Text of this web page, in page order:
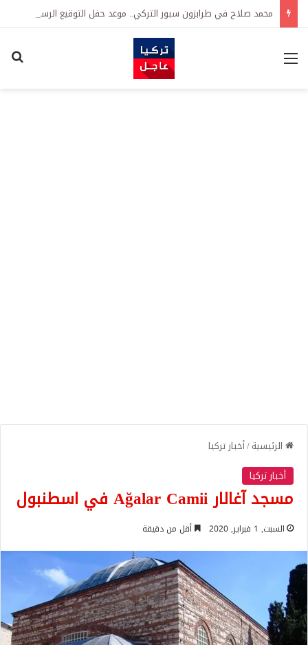
محمد صلاح في طرابزون سبور التركي.. موعد حفل التوقيع الرسمي والساعة والمكان
القائمة
الرئيسية/أخبار تركيا
أخبار تركيا
مسجد آغالار Ağalar Camii في اسطنبول
السبت, 1 فبراير, 2020 أقل من دقيقة